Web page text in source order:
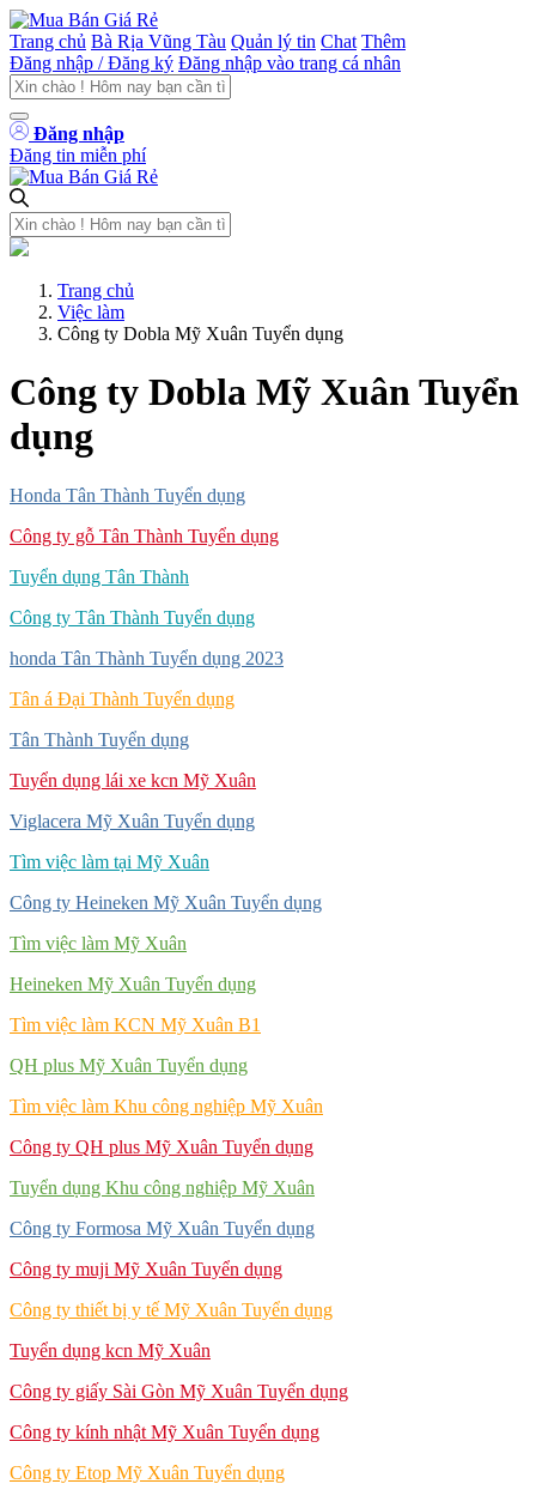
Trang chủ Bà Rịa Vũng Tàu Quản lý tin Chat Thêm
Đăng nhập / Đăng ký Đăng nhập vào trang cá nhân
Đăng nhập
Đăng tin miễn phí
Trang chủ
Việc làm
Công ty Dobla Mỹ Xuân Tuyển dụng
Công ty Dobla Mỹ Xuân Tuyển
dụng
Honda Tân Thành Tuyển dụng
Công ty gỗ Tân Thành Tuyển dụng
Tuyển dụng Tân Thành
Công ty Tân Thành Tuyển dụng
honda Tân Thành Tuyển dụng 2023
Tân á Đại Thành Tuyển dụng
Tân Thành Tuyển dụng
Tuyển dụng lái xe kcn Mỹ Xuân
Viglacera Mỹ Xuân Tuyển dụng
Tìm việc làm tại Mỹ Xuân
Công ty Heineken Mỹ Xuân Tuyển dụng
Tìm việc làm Mỹ Xuân
Heineken Mỹ Xuân Tuyển dụng
Tìm việc làm KCN Mỹ Xuân B1
QH plus Mỹ Xuân Tuyển dụng
Tìm việc làm Khu công nghiệp Mỹ Xuân
Công ty QH plus Mỹ Xuân Tuyển dụng
Tuyển dụng Khu công nghiệp Mỹ Xuân
Công ty Formosa Mỹ Xuân Tuyển dụng
Công ty muji Mỹ Xuân Tuyển dụng
Công ty thiết bị y tế Mỹ Xuân Tuyển dụng
Tuyển dụng kcn Mỹ Xuân
Công ty giấy Sài Gòn Mỹ Xuân Tuyển dụng
Công ty kính nhật Mỹ Xuân Tuyển dụng
Công ty Etop Mỹ Xuân Tuyển dụng